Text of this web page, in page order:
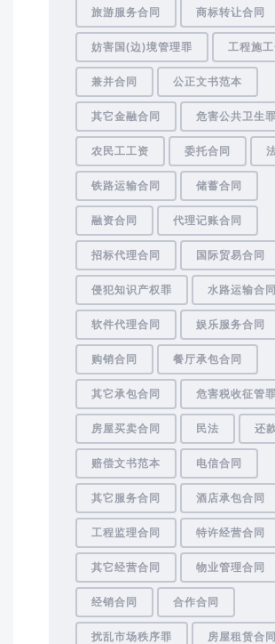
旅游服务合同 商标转让合同
妨害国(边)境管理罪 工程施工
兼并合同 公正文书范本
其它金融合同 危害公共卫生罪
农民工工资 委托合同
铁路运输合同 储蓄合同
融资合同 代理记账合同
招标代理合同 国际贸易合同
侵犯知识产权罪 水路运输合同
软件代理合同 娱乐服务合同
购销合同 餐厅承包合同
其它承包合同 危害税收征管罪
房屋买卖合同 民法 还
赔偿文书范本 电信合同
其它服务合同 酒店承包合同
工程监理合同 特许经营合同
其它经营合同 物业管理合同
经销合同 合作合同
扰乱市场秩序罪 房屋租赁合同